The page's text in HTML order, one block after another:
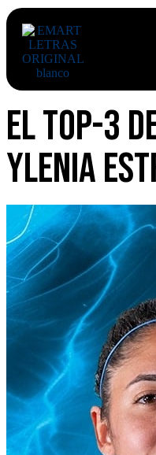
El top-3
Ylenia